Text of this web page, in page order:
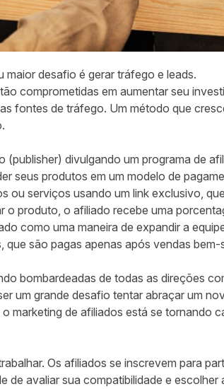
maior desafio é gerar tráfego e leads.
comprometidas em aumentar seu
fontes de tráfego. Um método que
(publisher) divulgando um programa de
seus produtos em um modelo de
ou serviços usando um link exclusivo,
o produto, o afiliado recebe uma
como uma maneira de expandir a
são pagas apenas após vendas bem-
bombardeadas de todas as direções
um grande desafio tentar abraçar um
marketing de afiliados está se tornando
Os afiliados se inscrevem para
avaliar sua compatibilidade e escolher